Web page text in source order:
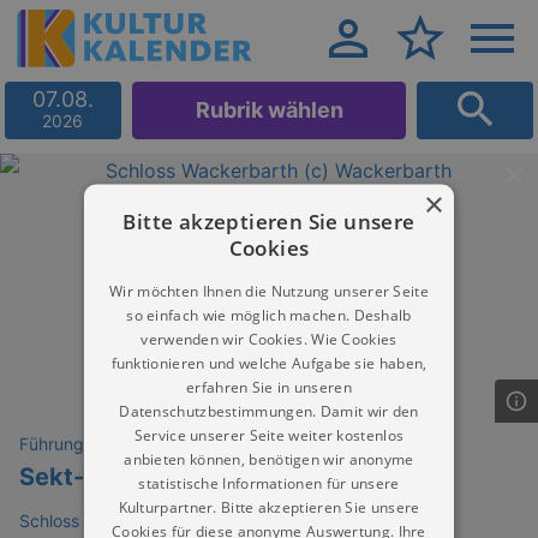
07.08.
2026 Rubrik wählen
Führungen
Sekt-Führung im Januar
Schloss Wackerbarth (Sächs. Staatsweingut)
×
Bitte akzeptieren Sie unsere
Cookies
Wir möchten Ihnen die Nutzung unserer Seite
so einfach wie möglich machen. Deshalb
verwenden wir Cookies. Wie Cookies
funktionieren und welche Aufgabe sie haben,
erfahren Sie in unseren
Datenschutzbestimmungen. Damit wir den
Service unserer Seite weiter kostenlos
anbieten können, benötigen wir anonyme
statistische Informationen für unsere
Kulturpartner. Bitte akzeptieren Sie unsere
Cookies für diese anonyme Auswertung. Ihre